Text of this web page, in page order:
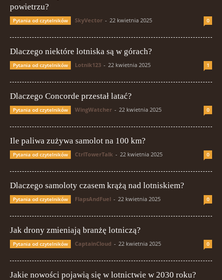
powietrzu?
Pytania od czytelników SkyVector - 22 kwietnia 2025 0
Dlaczego niektóre lotniska są w górach?
Pytania od czytelników Lotnik123 - 22 kwietnia 2025 1
Dlaczego Concorde przestał latać?
Pytania od czytelników WingWatcher - 22 kwietnia 2025 0
Ile paliwa zużywa samolot na 100 km?
Pytania od czytelników CtrlTowerTalk - 22 kwietnia 2025 0
Dlaczego samoloty czasem krążą nad lotniskiem?
Pytania od czytelników FlapsAndFuel - 22 kwietnia 2025 0
Jak drony zmieniają branżę lotniczą?
Pytania od czytelników CaptainCloud - 22 kwietnia 2025 0
Jakie nowości pojawią się w lotnictwie w 2030 roku?